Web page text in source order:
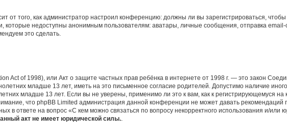
от того, как администратор настроил конференцию: должны ли вы зарегистрироваться,
которые недоступны анонимным пользователям: аватары, личные сообщения, отправка email-
это сделать.
Act of 1998), или Акт о защите частных прав ребёнка в интернете от 1998 г. — это закон
младше 13 лет, иметь на это письменное согласие родителей. Допустимо наличие
младше 13 лет. Если вы не уверены, применимо ли это к вам, как к регистрирующемуся
что phpBB Limited администрация данной конференции не может давать
в ответе на вопрос «С кем можно связаться по вопросу некорректного использования и/или
акт не имеет юридической силы.